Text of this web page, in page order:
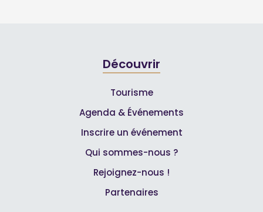
Découvrir
Tourisme
Agenda & Événements
Inscrire un événement
Qui sommes-nous ?
Rejoignez-nous !
Partenaires